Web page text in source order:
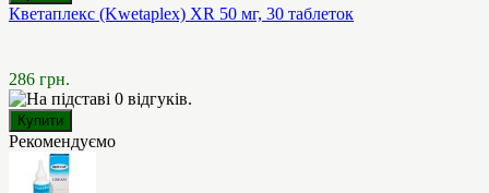
Кветаплекс (Kwetaplex) XR 50 мг, 30 таблеток
286 грн.
Рекомендуємо